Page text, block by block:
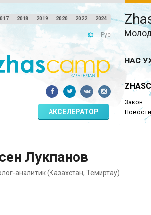
2018 2019 2020 2022 2024
Қаз Рус
АКСЕЛЕРАТОР
НАС
Закон
Новости
Лукпанов
аналитик (Казахстан, Темиртау)